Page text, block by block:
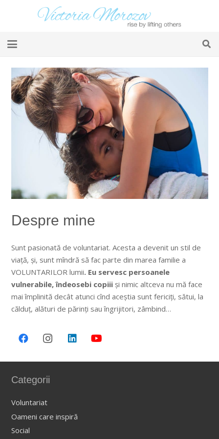
Despre mine
Sunt pasionată de voluntariat. Acesta a devenit un stil de
viață, și, sunt mîndră să fac parte din marea familie a
VOLUNTARILOR lumii. Eu servesc persoanele
vulnerabile, îndeosebi copiiiși nimic altceva nu mă face
mai împlinită decât atunci cînd aceștia sunt fericiți, sătui, la
călduț, alături de părinți sau îngrijitori, zâmbind…
Categorii
Voluntariat
Oameni care inspiră
Social